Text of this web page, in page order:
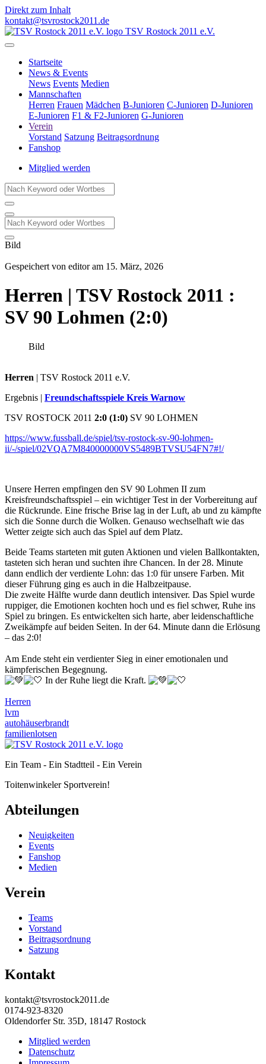
Direkt zum Inhalt
kontakt@tsvrostock2011.de
TSV Rostock 2011 e.V.
Startseite
News & Events
News Events Medien
Mannschaften
Herren Frauen Mädchen B-Junioren C-Junioren D-Junioren
E-Junioren F1 & F2-Junioren G-Junioren
Verein
Vorstand Satzung Beitragsordnung
Fanshop
Mitglied werden
Bild
Gespeichert von editor am 15. März, 2026
Herren | TSV Rostock 2011 :
SV 90 Lohmen (2:0)
Bild
Herren | TSV Rostock 2011 e.V.
Ergebnis | Freundschaftsspiele Kreis Warnow
TSV ROSTOCK 2011 2:0 (1:0) SV 90 LOHMEN
https://www.fussball.de/spiel/tsv-rostock-sv-90-lohmen-
ii/-/spiel/02VQA7M840000000VS5489BTVSU54FN7#!/
Unsere Herren empfingen den SV 90 Lohmen II zum
Kreisfreundschaftsspiel – ein wichtiger Test in der Vorbereitung auf
die Rückrunde. Eine frische Brise lag in der Luft, ab und zu kämpfte
sich die Sonne durch die Wolken. Genauso wechselhaft wie das
Wetter zeigte sich auch das Spiel auf dem Platz.
Beide Teams starteten mit guten Aktionen und vielen Ballkontakten,
tasteten sich heran und suchten ihre Chancen. In der 28. Minute
dann endlich der verdiente Lohn: das 1:0 für unsere Farben. Mit
dieser Führung ging es auch in die Halbzeitpause.
Die zweite Hälfte wurde dann deutlich intensiver. Das Spiel wurde
ruppiger, die Emotionen kochten hoch und es fiel schwer, Ruhe ins
Spiel zu bringen. Es entwickelten sich harte, aber leidenschaftliche
Zweikämpfe auf beiden Seiten. In der 64. Minute dann die Erlösung
– das 2:0!
Am Ende steht ein verdienter Sieg in einer emotionalen und
kämpferischen Begegnung.
In der Ruhe liegt die Kraft.
Herren
lvm
autohäuserbrandt
familienlotsen
Ein Team - Ein Stadtteil - Ein Verein
Toitenwinkeler Sportverein!
Abteilungen
Neuigkeiten
Events
Fanshop
Medien
Verein
Teams
Vorstand
Beitragsordnung
Satzung
Kontakt
kontakt@tsvrostock2011.de
0174-923-8320
Oldendorfer Str. 35D, 18147 Rostock
Mitglied werden
Datenschutz